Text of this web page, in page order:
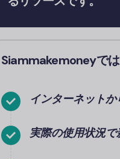
Siammakemoneyで
インターネットか
実際の使用状況で